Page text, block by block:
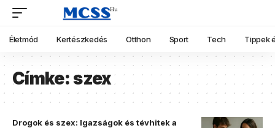
Életmód Kertészkedés Otthon Sport Tech Tippek
Címke:szex
Drogok és szex: Igazságok és tévhitek a